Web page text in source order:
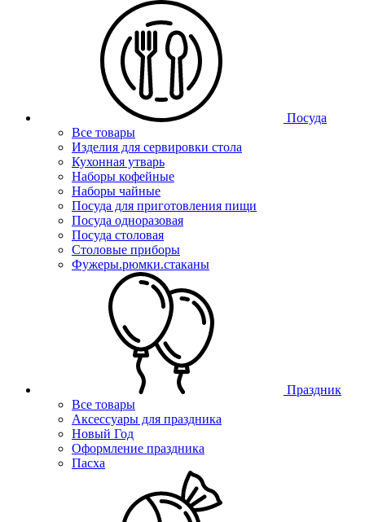
Посуда
Все товары
Изделия для сервировки стола
Кухонная утварь
Наборы кофейные
Наборы чайные
Посуда для приготовления пищи
Посуда одноразовая
Посуда столовая
Столовые приборы
Фужеры.рюмки.стаканы
Праздник
Все товары
Аксессуары для праздника
Новый Год
Оформление праздника
Пасха